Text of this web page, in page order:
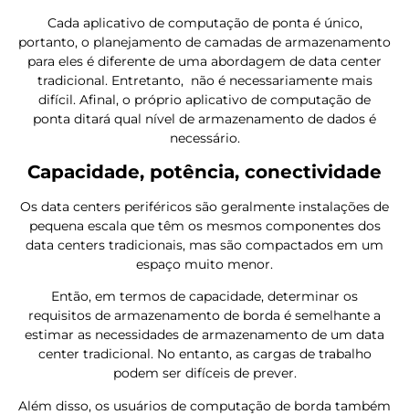
Cada aplicativo de computação de ponta é único,
portanto, o planejamento de camadas de armazenamento
para eles é diferente de uma abordagem de data center
tradicional. Entretanto, não é necessariamente mais
difícil. Afinal, o próprio aplicativo de computação de
ponta ditará qual nível de armazenamento de dados é
necessário.
Capacidade, potência, conectividade
Os data centers periféricos são geralmente instalações de
pequena escala que têm os mesmos componentes dos
data centers tradicionais, mas são compactados em um
espaço muito menor.
Então, em termos de capacidade, determinar os
requisitos de armazenamento de borda é semelhante a
estimar as necessidades de armazenamento de um data
center tradicional. No entanto, as cargas de trabalho
podem ser difíceis de prever.
Além disso, os usuários de computação de borda também